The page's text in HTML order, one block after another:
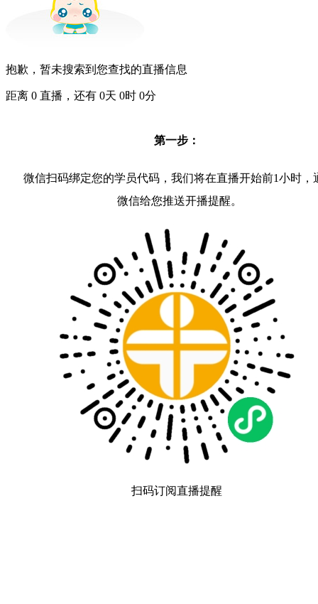
抱歉，暂未搜索到您查找的直播信息
距离 0 直播，还有 0天 0时 0分
第一步：
微信扫码绑定您的学员代码，我们将在直播开始前1小时，
微信给您推送开播提醒。
扫码订阅直播提醒